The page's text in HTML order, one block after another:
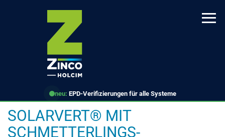
neu: EPD-Verifizierungen für alle Systeme
SOLARVERT® MIT
SCHMETTERLINGS-